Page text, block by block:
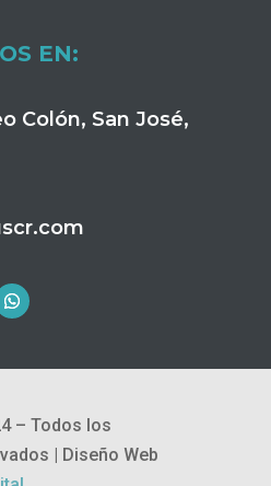
EN:
Colón, San José,
– Todos los
| Diseño Web